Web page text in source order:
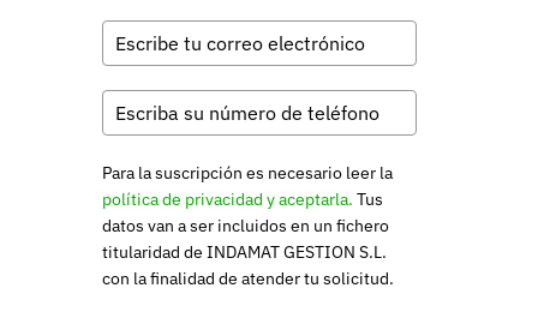
Para la suscripción es necesario leer la
política de privacidad y aceptarla. Tus
datos van a ser incluidos en un fichero
titularidad de INDAMAT GESTION S.L.
con la finalidad de atender tu solicitud.